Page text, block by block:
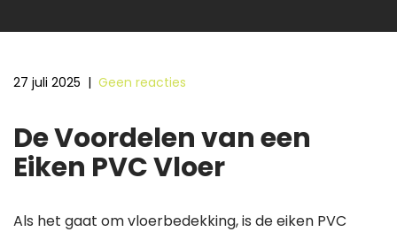
27 juli 2025 | Geen reacties
De Voordelen van een
Eiken PVC Vloer
Als het gaat om vloerbedekking, is de eiken PVC